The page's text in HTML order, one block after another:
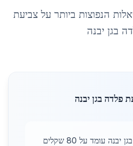
הנפוצות ביותר עלצביעת
בגן יבנה
פלדה בגן יבנה
מחיר צביעת פלדה בגן יבנה עומד על 80 שקלים